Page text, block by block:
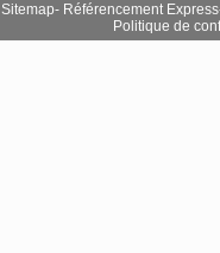
Sitemap- Référencement Express
Politique de